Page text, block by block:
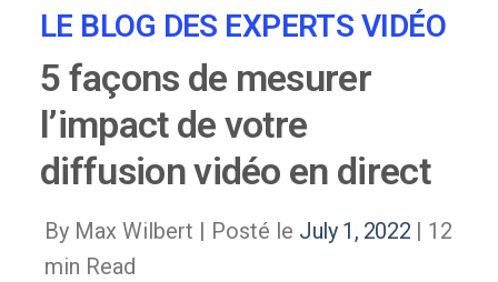
LE BLOG DES EXPERTS VIDÉO
5 façons de mesurer
l’impact de votre
diffusion vidéo en direct
By Max Wilbert | Posté le July 1, 2022 | 12
min Read